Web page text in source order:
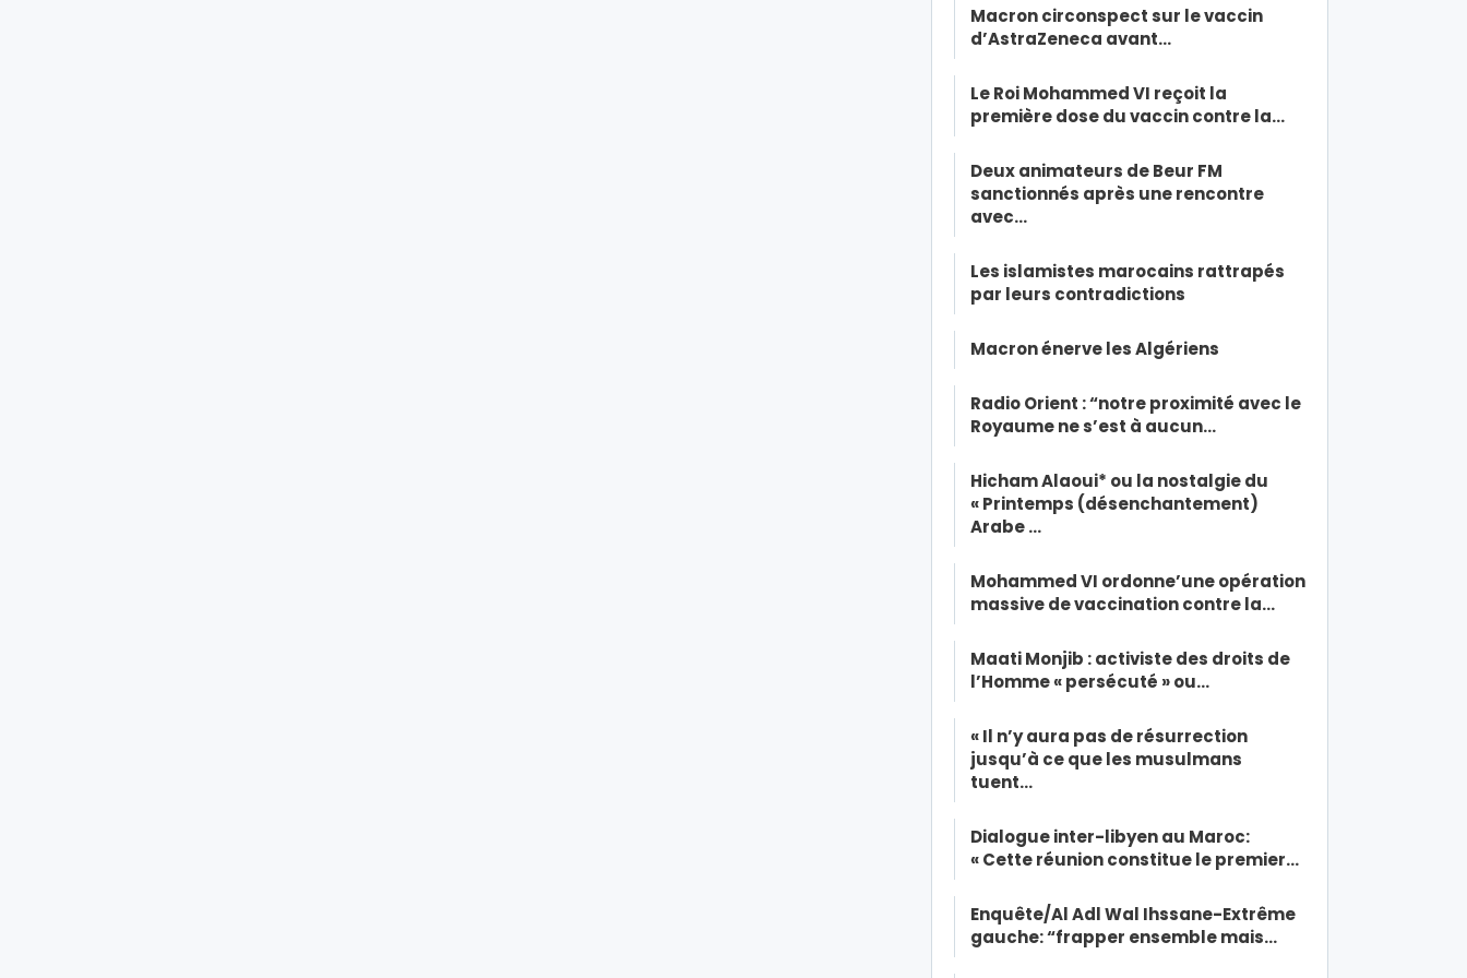
Macron circonspect sur le vaccin
d’AstraZeneca avant…
Le Roi Mohammed VI reçoit la
première dose du vaccin contre la…
Deux animateurs de Beur FM
sanctionnés après une rencontre
avec…
Les islamistes marocains rattrapés
par leurs contradictions
Macron énerve les Algériens
Radio Orient : “notre proximité avec le
Royaume ne s’est à aucun…
Hicham Alaoui* ou la nostalgie du
« Printemps (désenchantement)
Arabe …
Mohammed VI ordonne’une opération
massive de vaccination contre la…
Maati Monjib : activiste des droits de
l’Homme « persécuté » ou…
« Il n’y aura pas de résurrection
jusqu’à ce que les musulmans
tuent…
Dialogue inter-libyen au Maroc:
« Cette réunion constitue le premier…
Enquête/Al Adl Wal Ihssane-Extrême
gauche: “frapper ensemble mais…